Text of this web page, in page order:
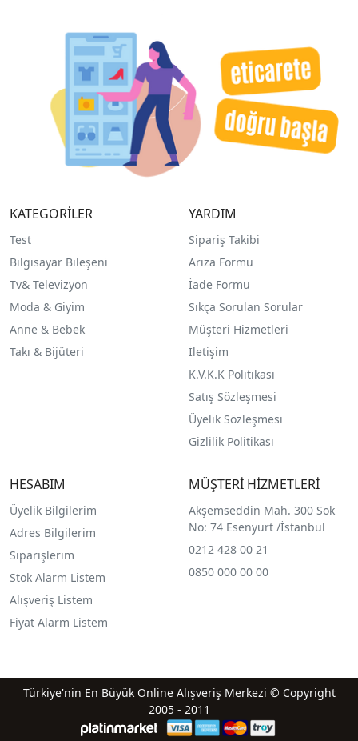
KATEGORİLER
Test
Bilgisayar Bileşeni
Tv& Televizyon
Moda & Giyim
Anne & Bebek
Takı & Bijüteri
YARDIM
Sipariş Takibi
Arıza Formu
İade Formu
Sıkça Sorulan Sorular
Müşteri Hizmetleri
İletişim
K.V.K.K Politikası
Satış Sözleşmesi
Üyelik Sözleşmesi
Gizlilik Politikası
HESABIM
Üyelik Bilgilerim
Adres Bilgilerim
Siparişlerim
Stok Alarm Listem
Alışveriş Listem
Fiyat Alarm Listem
MÜŞTERİ HİZMETLERİ
Akşemseddin Mah. 300 Sok
No: 74 Esenyurt /İstanbul
0212 428 00 21
0850 000 00 00
Türkiye'nin En Büyük Online Alışveriş Merkezi © Copyright
2005 - 2011